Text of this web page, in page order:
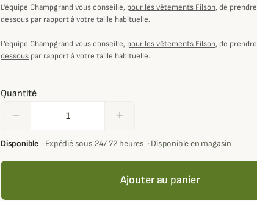
L’équipe Champgrand vous conseille, pour les vêtements Filson, de prendre
dessous par rapport à votre taille habituelle.
L’équipe Champgrand vous conseille, pour les vêtements Filson, de prendre
dessous par rapport à votre taille habituelle.
Quantité
remove add
Disponible ·Expédié sous 24/ 72 heures ·Disponible en magasin
Ajouter au panier